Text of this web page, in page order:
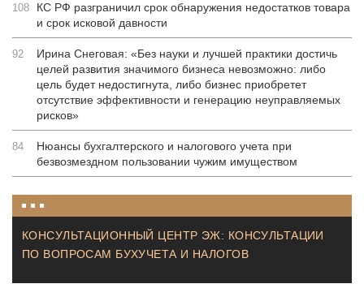
108
КС РФ разграничил срок обнаружения недостатков товара
и срок исковой давности
92
Ирина Снеговая: «Без науки и лучшей практики достичь
целей развития значимого бизнеса невозможно: либо
цель будет недостигнута, либо бизнес приобретет
отсутствие эффективности и генерацию неуправляемых
рисков»
84
Нюансы бухгалтерского и налогового учета при
безвозмездном пользовании чужим имуществом
КОНСУЛЬТАЦИОННЫЙ ЦЕНТР ЭЖ: КОНСУЛЬТАЦИИ
ПО ВОПРОСАМ БУХУЧЕТА И НАЛОГОВ